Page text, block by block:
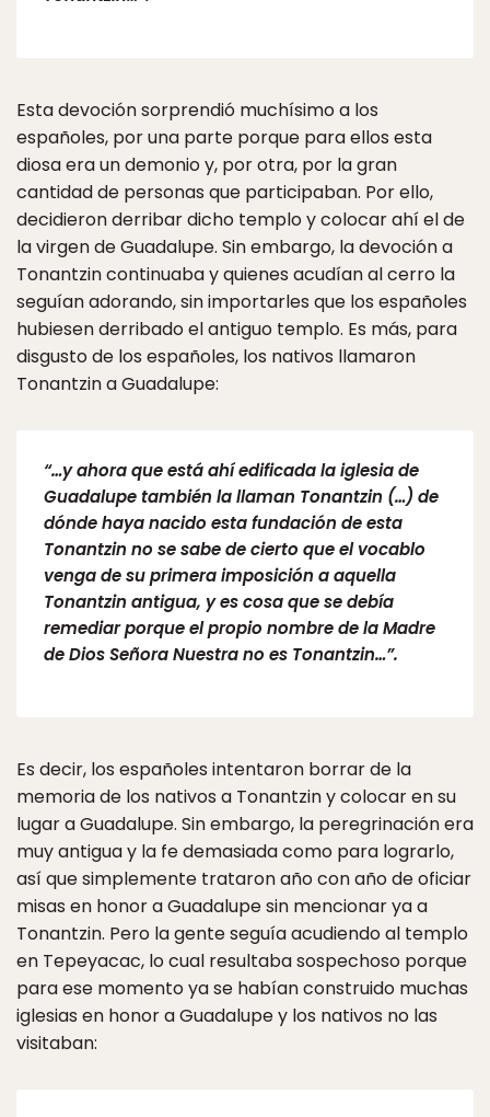
Esta devoción sorprendió muchísimo a los
españoles, por una parte porque para ellos esta
diosa era un demonio y, por otra, por la gran
cantidad de personas que participaban. Por ello,
decidieron derribar dicho templo y colocar ahí el de
la virgen de Guadalupe. Sin embargo, la devoción a
Tonantzin continuaba y quienes acudían al cerro la
seguían adorando, sin importarles que los españoles
hubiesen derribado el antiguo templo. Es más, para
disgusto de los españoles, los nativos llamaron
Tonantzin a Guadalupe:
“…y ahora que está ahí edificada la iglesia de
Guadalupe también la llaman Tonantzin (…) de
dónde haya nacido esta fundación de esta
Tonantzin no se sabe de cierto que el vocablo
venga de su primera imposición a aquella
Tonantzin antigua, y es cosa que se debía
remediar porque el propio nombre de la Madre
de Dios Señora Nuestra no es Tonantzin…”.
Es decir, los españoles intentaron borrar de la
memoria de los nativos a Tonantzin y colocar en su
lugar a Guadalupe. Sin embargo, la peregrinación era
muy antigua y la fe demasiada como para lograrlo,
así que simplemente trataron año con año de oficiar
misas en honor a Guadalupe sin mencionar ya a
Tonantzin. Pero la gente seguía acudiendo al templo
en Tepeyacac, lo cual resultaba sospechoso porque
para ese momento ya se habían construido muchas
iglesias en honor a Guadalupe y los nativos no las
visitaban: